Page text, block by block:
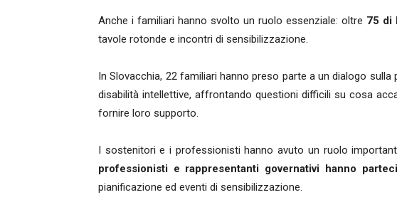
Anche i familiari hanno svolto un ruolo essenziale: oltre 75 di
tavole rotonde e incontri di sensibilizzazione.
In Slovacchia, 22 familiari hanno preso parte a un dialogo
disabilità intellettive, affrontando questioni difficili su cosa
fornire loro supporto.
I sostenitori e i professionisti hanno avuto un ruolo
professionisti e rappresentanti governativi hanno
pianificazione ed eventi di sensibilizzazione.